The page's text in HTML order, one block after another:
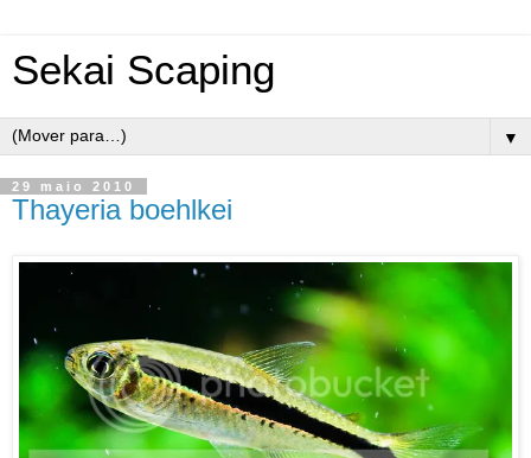
Sekai Scaping
▼
29 maio 2010
Thayeria boehlkei